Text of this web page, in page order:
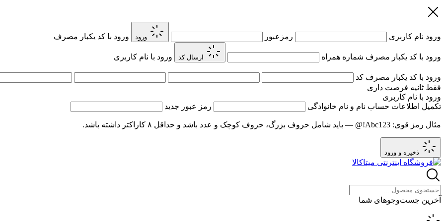
ورود نام کاربری رمزعبور ورود ورود با کد یکبار مصرف
ورود با کد یکبار مصرف شماره همراه ارسال کد ورود با نام کاربری
ورود با کد یکبار مصرف کد
فقط ثانیه فرصت داری
ورود با نام کاربری
تکمیل اطلاعات حساب نام و نام خانوادگی رمز عبور جدید
مثال رمز قوی: Abc123!@ — باید شامل حروف بزرگ، حروف کوچک و عدد باشد و حداقل ۸ کاراکتر داشته باشد.
ذخیره و ورود
آخرین جست‌وجوهای شما